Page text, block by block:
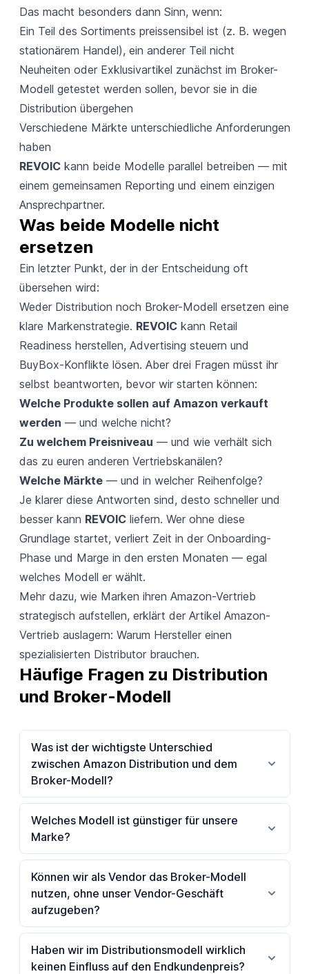
Das macht besonders dann Sinn, wenn:
Ein Teil des Sortiments preissensibel ist (z. B. wegen
stationärem Handel), ein anderer Teil nicht
Neuheiten oder Exklusivartikel zunächst im Broker-
Modell getestet werden sollen, bevor sie in die
Distribution übergehen
Verschiedene Märkte unterschiedliche Anforderungen
haben
REVOICkann beide Modelle parallel betreiben — mit
einem gemeinsamen Reporting und einem einzigen
Ansprechpartner.
Was beide Modelle nicht
ersetzen
Ein letzter Punkt, der in der Entscheidung oft
übersehen wird:
Weder Distribution noch Broker-Modell ersetzen eine
klare Markenstrategie. REVOICkann Retail
Readiness herstellen, Advertising steuern und
BuyBox-Konflikte lösen. Aber drei Fragen müsst ihr
selbst beantworten, bevor wir starten können:
Welche Produkte sollen auf Amazon verkauft
werden — und welche nicht?
Zu welchem Preisniveau — und wie verhält sich
das zu euren anderen Vertriebskanälen?
Welche Märkte— und in welcher Reihenfolge?
Je klarer diese Antworten sind, desto schneller und
besser kann REVOICliefern. Wer ohne diese
Grundlage startet, verliert Zeit in der Onboarding-
Phase und Marge in den ersten Monaten — egal
welches Modell er wählt.
Mehr dazu, wie Marken ihren Amazon-Vertrieb
strategisch aufstellen, erklärt der Artikel Amazon-
Vertrieb auslagern: Warum Hersteller einen
spezialisierten Distributor brauchen.
Häufige Fragen zu Distribution
und Broker-Modell
Was ist der wichtigste Unterschied
zwischen Amazon Distribution und dem
Broker-Modell?
Welches Modell ist günstiger für unsere
Marke?
Können wir als Vendor das Broker-Modell
nutzen, ohne unser Vendor-Geschäft
aufzugeben?
Haben wir im Distributionsmodell wirklich
keinen Einfluss auf den Endkundenpreis?